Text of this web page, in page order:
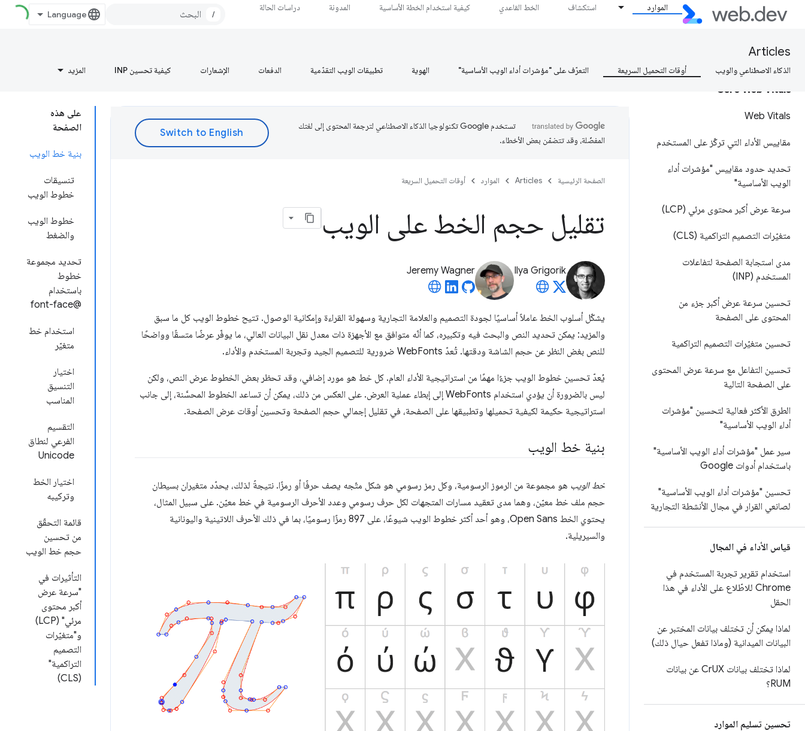
الموارد استكشاف الخط القاعدي كيفية استخدام الخطة الأساسية المدونة دراسات الحالة
/
Articles
الذكاء الاصطناعي والويب أوقات التحميل السريعة التعرّف على "مؤشرات أداء الويب الأساسية" الهوية تطبيقات الويب التقدّمية الدفعات الإشعارات كيفية تحسين INP المزيد
كيف يمكن قياس السرعة؟
كيف تبقى سريعًا؟
Core Web Vitals
Web Vitals
مقاييس الأداء التي تركّز على المستخدم
تحديد حدود مقاييس "مؤشرات أداء
الويب الأساسية"
سرعة عرض أكبر محتوى مرئي (LCP)
متغيّرات التصميم التراكمية (CLS)
مدى استجابة الصفحة لتفاعلات
المستخدم (INP)
تحسين سرعة عرض أكبر جزء من
المحتوى على الصفحة
تحسين متغيّرات التصميم التراكمية
تحسين التفاعل مع سرعة عرض المحتوى
على الصفحة التالية
الطرق الأكثر فعالية لتحسين "مؤشرات
أداء الويب الأساسية"
سير عمل "مؤشرات أداء الويب الأساسية"
باستخدام أدوات Google
تحسين "مؤشرات أداء الويب الأساسية"
لصانعي القرار في مجال الأنشطة التجارية
قياس الأداء في المجال
استخدام تقرير تجربة المستخدم في
Chrome للاطّلاع على الأداء في هذا
الحقل
لماذا يمكن أن تختلف بيانات المختبر عن
البيانات الميدانية (وماذا تفعل حيال ذلك)
لماذا تختلف بيانات Cr
UX عن بيانات
RUM؟
تحسين تسليم الموارد
على هذه
الصفحة
بنية خط الويب
تنسيقات
خطوط الويب
خطوط الويب
والضغط
تحديد مجموعة
خطوط
باستخدام
@font-face
استخدام خط
متغيّر
اختيار
التنسيق
المناسب
التقسيم
الفرعي لنطاق
Unicode
اختيار الخط
وتركيبه
قائمة التحقّق
من تحسين
حجم خط الويب
التأثيرات في
"سرعة عرض
أكبر محتوى
مرئي" (LCP)
و"متغيّرات
التصميم
التراكمية"
(CLS)
تستخدم Google تكنولوجيا الذكاء الاصطناعي لترجمة المحتوى إلى لغتك
المفضّلة، وقد تتضمّن بعض الأخطاء.
الصفحة الرئيسية Articles الموارد أوقات التحميل السريعة
تقليل حجم الخط على الويب
Ilya Grigorik
Jeremy Wagner
يشكّل أسلوب الخط عاملاً أساسيًا لجودة التصميم والعلامة التجارية وسهولة القراءة وإمكانية الوصول. تتيح خطوط الويب كل ما سبق
والمزيد: يمكن تحديد النص والبحث فيه وتكبيره، كما أنّه متوافق مع الأجهزة ذات معدل نقل البيانات العالي، ما يوفّر عرضًا متسقًا وواضحًا
للنص بغض النظر عن حجم الشاشة ودقتها. تُعدّ WebFonts ضرورية للتصميم الجيد وتجربة المستخدم والأداء.
يُعدّ تحسين خطوط الويب جزءًا مهمًا من استراتيجية الأداء العام. كل خط هو مورد إضافي، وقد تحظر بعض الخطوط عرض النص، ولكن
ليس بالضرورة أن يؤدي استخدام WebFonts إلى إبطاء عملية العرض. على العكس من ذلك، يمكن أن تساعد الخطوط المحسَّنة، إلى جانب
استراتيجية حكيمة لكيفية تحميلها وتطبيقها على الصفحة، في تقليل إجمالي حجم الصفحة وتحسين أوقات عرض الصفحة.
بنية خط الويب
خط الويب هو مجموعة من الرموز الرسومية، وكل رمز رسومي هو شكل متّجه يصف حرفًا أو رمزًا. نتيجةً لذلك، يحدّد متغيران بسيطان
حجم ملف خط معيّن، وهما مدى تعقيد مسارات المتجهات لكل حرف رسومي وعدد الأحرف الرسومية في خط معيّن. على سبيل المثال،
يحتوي الخط Open Sans، وهو أحد أكثر خطوط الويب شيوعًا، على 897 رمزًا رسوميًا، بما في ذلك الأحرف اللاتينية واليونانية
والسيريلية.